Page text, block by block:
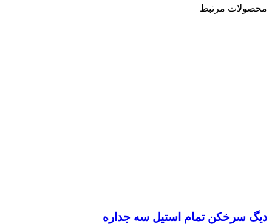
محصولات مرتبط
دیگ سرخکن تمام استیل سه جداره